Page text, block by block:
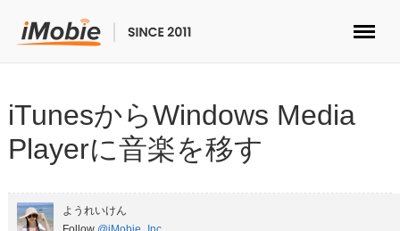
データ転送
便利ツール
iTunesからWindows Media
Playerに音楽を移す
ようれいけん